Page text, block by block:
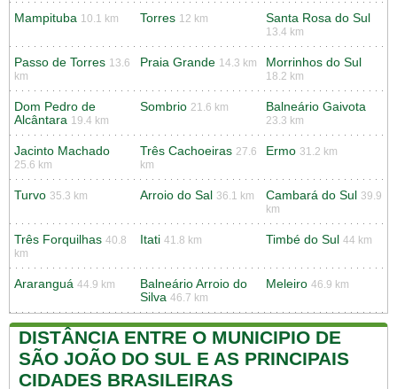
Mampituba 10.1 km Torres 12 km Santa Rosa do Sul
13.4 km
Passo de Torres 13.6
km
Praia Grande 14.3 km Morrinhos do Sul
18.2 km
Dom Pedro de
Alcântara 19.4 km
Sombrio 21.6 km Balneário Gaivota
23.3 km
Jacinto Machado
25.6 km
Três Cachoeiras 27.6
km
Ermo 31.2 km
Turvo 35.3 km Arroio do Sal 36.1 km Cambará do Sul 39.9
km
Três Forquilhas 40.8
km
Itati 41.8 km Timbé do Sul 44 km
Araranguá 44.9 km
Balneário Arroio do
Silva 46.7 km
Meleiro 46.9 km
DISTÂNCIA ENTRE O MUNICIPIO DE
SÃO JOÃO DO SUL E AS PRINCIPAIS
CIDADES BRASILEIRAS